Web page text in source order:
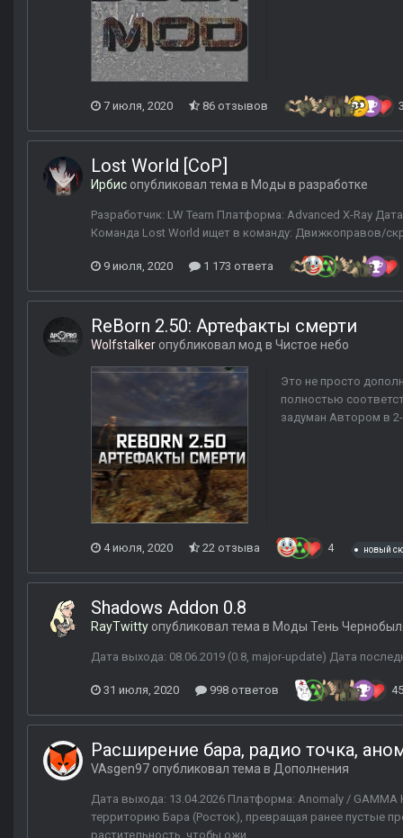
7 июля, 2020 86 отзывов
Lost World [CoP]
Ирбис опубликовал тема в Моды в разработке
Разработчик: LW Team Платформа: Advanced X-Ray
Команда Lost World ищет в команду: Движкоправов/
9 июля, 2020 1 173 ответа
ReBorn 2.50: Артефакты смерти
Wolfstalker опубликовал мод в Чистое небо
Это не просто
полностью
задуман Автором в
4 июля, 2020 22 отзыва 4 новый
Shadows Addon 0.8
RayTwitty опубликовал тема в Моды Тень
Дата выхода: 08.06.2019 (0.8, major-update) Дата
31 июля, 2020 998 ответов 45
Расширение бара, радио точка,
VAsgen97 опубликовал тема в Дополнения
Дата выхода: 13.04.2026 Платформа: Anomaly /
территорию Бара (Росток), превращая ранее пустые
растительность, чтобы ожи...